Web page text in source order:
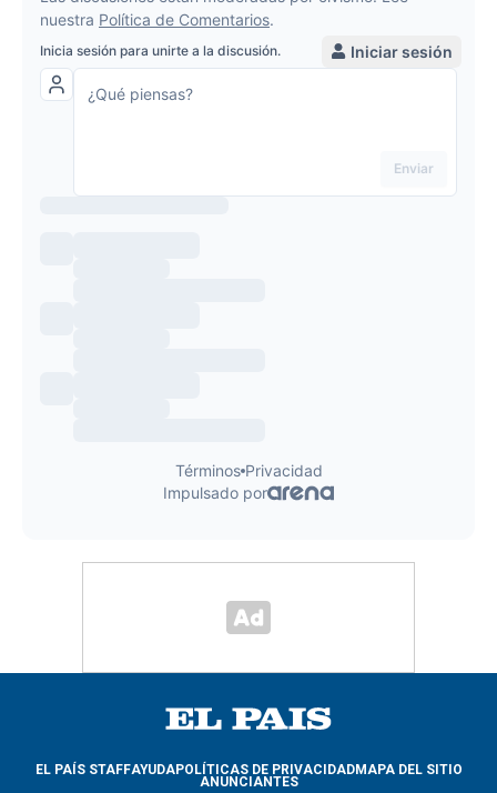
EL PAÍS STAFFAYUDAPOLÍTICAS DE PRIVACIDADMAPA DEL SITIO
ANUNCIANTES